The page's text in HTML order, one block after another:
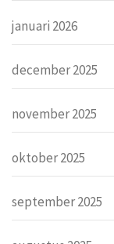
januari 2026
december 2025
november 2025
oktober 2025
september 2025